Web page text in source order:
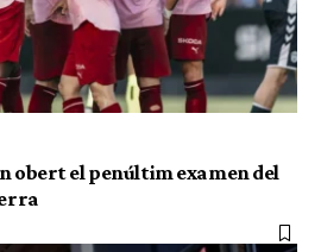
obert el penúltim examen del